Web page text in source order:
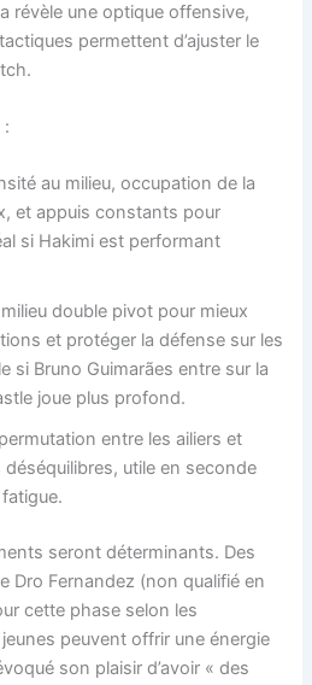
révèle une optique offensive,
permettent d’ajuster le
:
au milieu, occupation de la
et appuis constants pour
si Hakimi est performant
double pivot pour mieux
et protéger la défense sur les
si Bruno Guimarães entre sur la
joue plus profond.
entre les ailiers et
utile en seconde
seront déterminants. Des
Dro Fernandez (non qualifié en
cette phase selon les
peuvent offrir une énergie
son plaisir d’avoir « des